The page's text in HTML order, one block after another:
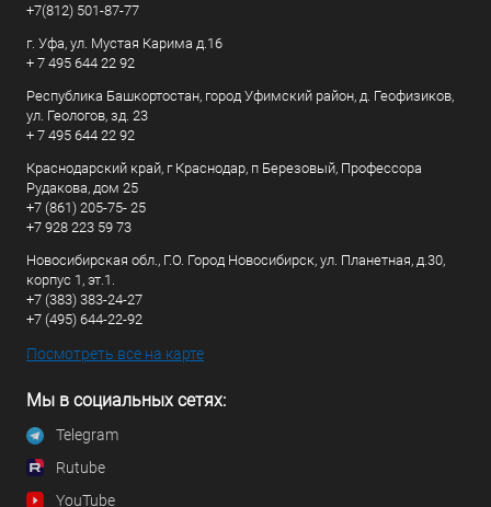
+7(812) 501-87-77
г. Уфа, ул. Мустая Карима д.16
+ 7 495 644 22 92
Республика Башкортостан, город Уфимский район, д. Геофизиков,
ул. Геологов, зд. 23
+ 7 495 644 22 92
Краснодарский край, г Краснодар, п Березовый, Профессора
Рудакова, дом 25
+7 (861) 205-75- 25
+7 928 223 59 73
Новосибирская обл., Г.О. Город Новосибирск, ул. Планетная, д.30,
корпус 1, эт.1.
+7 (383) 383-24-27
+7 (495) 644-22-92
Посмотреть все на карте
Мы в социальных сетях:
Telegram
Rutube
YouTube